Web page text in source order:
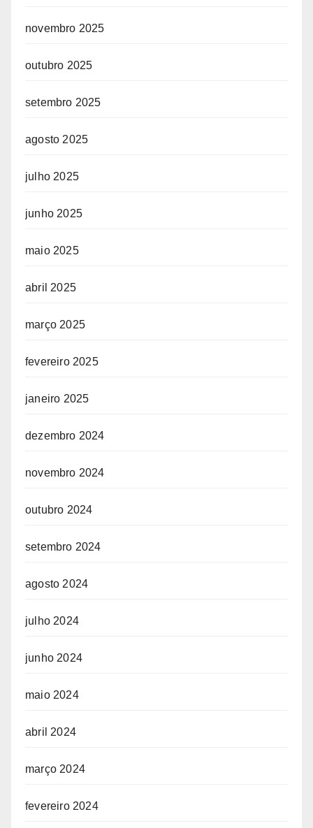
novembro 2025
outubro 2025
setembro 2025
agosto 2025
julho 2025
junho 2025
maio 2025
abril 2025
março 2025
fevereiro 2025
janeiro 2025
dezembro 2024
novembro 2024
outubro 2024
setembro 2024
agosto 2024
julho 2024
junho 2024
maio 2024
abril 2024
março 2024
fevereiro 2024